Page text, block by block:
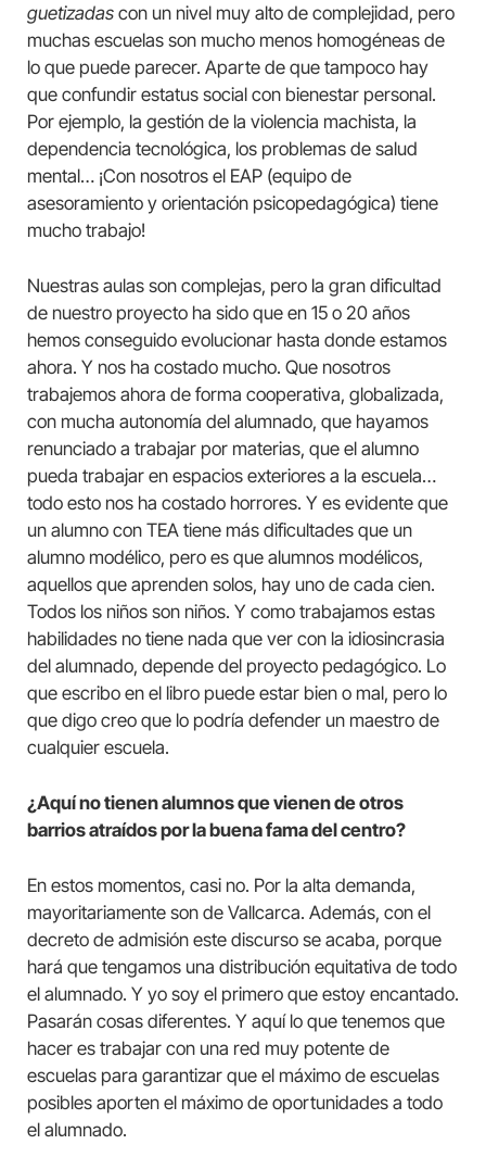
guetizadas con un nivel muy alto de complejidad, pero
muchas escuelas son mucho menos homogéneas de
lo que puede parecer. Aparte de que tampoco hay
que confundir estatus social con bienestar personal.
Por ejemplo, la gestión de la violencia machista, la
dependencia tecnológica, los problemas de salud
mental… ¡Con nosotros el EAP (equipo de
asesoramiento y orientación psicopedagógica) tiene
mucho trabajo!
Nuestras aulas son complejas, pero la gran dificultad
de nuestro proyecto ha sido que en 15 o 20 años
hemos conseguido evolucionar hasta donde estamos
ahora. Y nos ha costado mucho. Que nosotros
trabajemos ahora de forma cooperativa, globalizada,
con mucha autonomía del alumnado, que hayamos
renunciado a trabajar por materias, que el alumno
pueda trabajar en espacios exteriores a la escuela…
todo esto nos ha costado horrores. Y es evidente que
un alumno con TEA tiene más dificultades que un
alumno modélico, pero es que alumnos modélicos,
aquellos que aprenden solos, hay uno de cada cien.
Todos los niños son niños. Y como trabajamos estas
habilidades no tiene nada que ver con la idiosincrasia
del alumnado, depende del proyecto pedagógico. Lo
que escribo en el libro puede estar bien o mal, pero lo
que digo creo que lo podría defender un maestro de
cualquier escuela.
¿Aquí no tienen alumnos que vienen de otros
barrios atraídos por la buena fama del centro?
En estos momentos, casi no. Por la alta demanda,
mayoritariamente son de Vallcarca. Además, con el
decreto de admisión este discurso se acaba, porque
hará que tengamos una distribución equitativa de todo
el alumnado. Y yo soy el primero que estoy encantado.
Pasarán cosas diferentes. Y aquí lo que tenemos que
hacer es trabajar con una red muy potente de
escuelas para garantizar que el máximo de escuelas
posibles aporten el máximo de oportunidades a todo
el alumnado.